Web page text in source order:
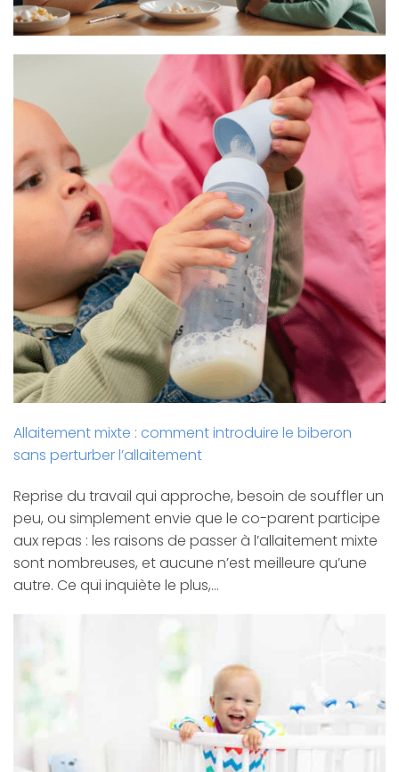
Allaitement mixte : comment introduire le biberon
sans perturber l’allaitement
Reprise du travail qui approche, besoin de souffler un
peu, ou simplement envie que le co-parent participe
aux repas : les raisons de passer à l’allaitement mixte
sont nombreuses, et aucune n’est meilleure qu’une
autre. Ce qui inquiète le plus,…